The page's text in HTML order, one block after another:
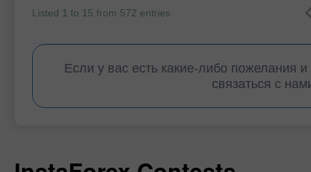
Listed 1 to 15 from 572 entries
Если у вас есть какие-либо пожелания
связаться с